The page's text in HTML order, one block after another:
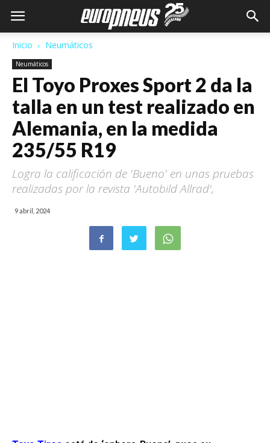
Inicio Neumáticos
Neumáticos
El Toyo Proxes Sport 2 da la
talla en un test realizado en
Alemania, en la medida
235/55 R19
Logra la calificación de 'Bueno' en unas pruebas
realizadas por la revista 'Autobild Allrad',
9 abril, 2024